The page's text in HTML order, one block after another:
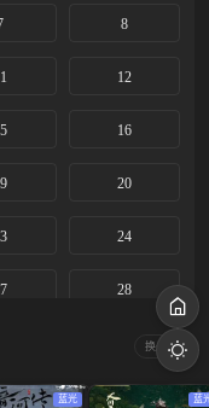
8
12
16
20
24
28
36
换一换
蓝光 蓝